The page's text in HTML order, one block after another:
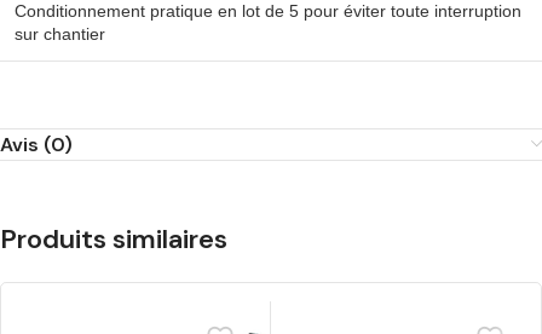
Conditionnement pratique en lot de 5 pour éviter toute interruption
sur chantier
Avis (0)
Produits similaires